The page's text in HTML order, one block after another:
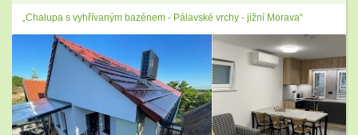
„Chalupa s vyhřívaným bazénem - Pálavské vrchy - jižní Morava“